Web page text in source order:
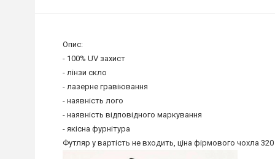
Опис:
- 100% UV захист
- лінзи скло
- лазерне гравіювання
- наявність лого
- наявність відповідного маркування
- якісна фурнітура
Футляр у вартість не входить, ціна фірмового чохла 320